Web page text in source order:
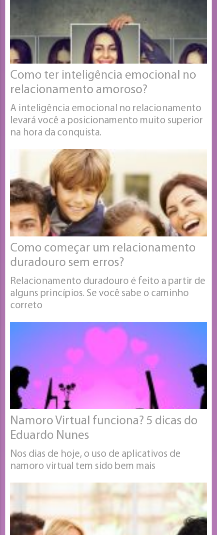
Como ter inteligência emocional no
relacionamento amoroso?
A inteligência emocional no relacionamento
levará você a posicionamento muito superior
na hora da conquista.
Como começar um relacionamento
duradouro sem erros?
Relacionamento duradouro é feito a partir de
alguns princípios. Se você sabe o caminho
correto
Namoro Virtual funciona? 5 dicas do
Eduardo Nunes
Nos dias de hoje, o uso de aplicativos de
namoro virtual tem sido bem mais